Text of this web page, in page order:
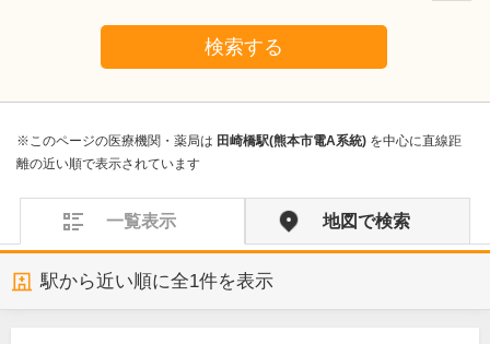
検索する
※このページの医療機関・薬局は 田崎橋駅(熊本市電A系統) を中心に直線距
離の近い順で表示されています
一覧表示 地図で検索
駅から近い順に全1件を表示